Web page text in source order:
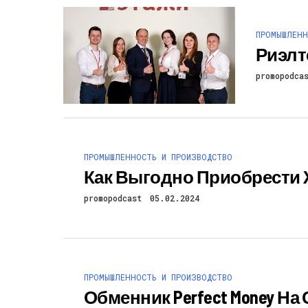
ПРОМЫШЛЕННОСТЬ И ПРОИЗВОДСТВО
Как Выгодно
promopodcast 05.02.2024
ПРОМЫШЛЕННОСТЬ И ПРОИЗВОДСТВО
Обменник Perfect Money